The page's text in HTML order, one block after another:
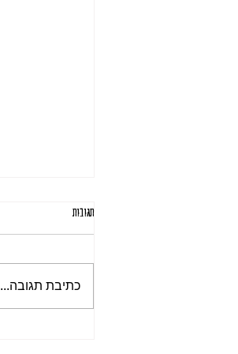
תגובות
כתיבת תגובה...